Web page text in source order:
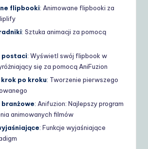
flipbooki: Animowane flipbooki za
: Sztuka animacji za pomocą
postaci: Wyświetl swój flipbook w
się za pomocą AniFuzion
po kroku: Tworzenie pierwszego
branżowe: Anifuzion: Najlepszy program
animowanych filmów
: Funkcje wyjaśniające